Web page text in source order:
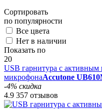
Сортировать
по популярности
Все цвета
Нет в наличии
Показать по
20
USB гарнитура с
микрофонаAccutone
-4% скидка
4.9 357 отзывов